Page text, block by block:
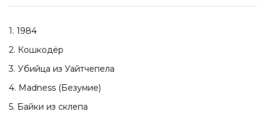
1. 1984
2. Кошкодёр
3. Убийца из Уайтчепела
4. Madness (Безумие)
5. Байки из склепа